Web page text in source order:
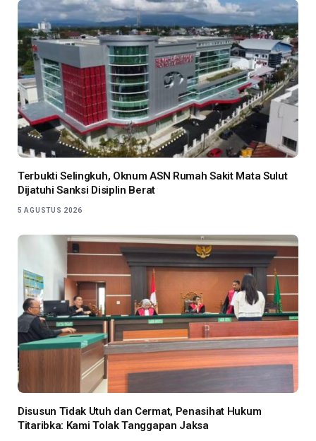
Terbukti Selingkuh, Oknum ASN Rumah Sakit Mata Sulut
Dijatuhi Sanksi Disiplin Berat
5 AGUSTUS 2026
Disusun Tidak Utuh dan Cermat, Penasihat Hukum
Titaribka: Kami Tolak Tanggapan Jaksa